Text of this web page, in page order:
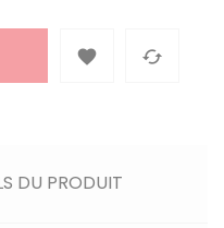
 
DU PRODUIT